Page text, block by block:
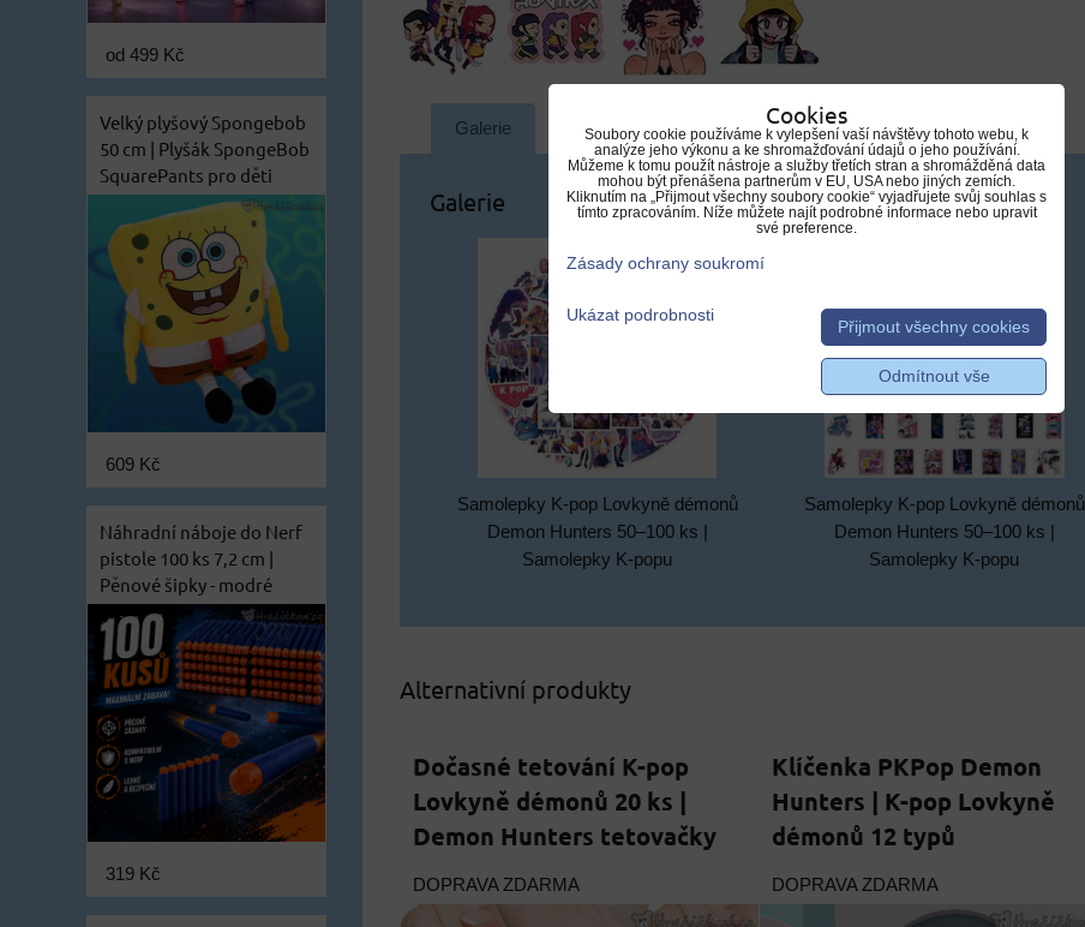
Galerie
Galerie
Samolepky K-pop Lovkyně démonů
Demon Hunters 50–100 ks |
Samolepky K-popu
Samolepky K-pop Lovkyně démonů
Demon Hunters 50–100 ks |
Samolepky K-popu
Alternativní produkty
Dočasné tetování K-pop
Lovkyně démonů 20 ks |
Demon Hunters tetovačky
DOPRAVA ZDARMA
Klíčenka PKPop Demon
Hunters | K-pop Lovkyně
démonů 12 typů
DOPRAVA ZDARMA
od 499 Kč
Velký plyšový Spongebob
50 cm | Plyšák SpongeBob
SquarePants pro děti
609 Kč
Náhradní náboje do Nerf
pistole 100 ks 7,2 cm |
Pěnové šipky - modré
319 Kč
Cookies
Soubory cookie používáme k vylepšení vaší návštěvy tohoto webu, k
analýze jeho výkonu a ke shromažďování údajů o jeho používání.
Můžeme k tomu použít nástroje a služby třetích stran a shromážděná data
mohou být přenášena partnerům v EU, USA nebo jiných zemích.
Kliknutím na „Přijmout všechny soubory cookie“ vyjadřujete svůj souhlas s
tímto zpracováním. Níže můžete najít podrobné informace nebo upravit
své preference.
Zásady ochrany soukromí
Ukázat podrobnosti
Přijmout všechny cookies
Odmítnout vše